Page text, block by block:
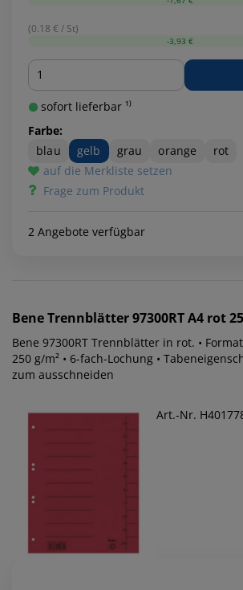
(0.18 € / St)
-3,93 €
Menge
sofort lieferbar ¹⁾
Farbe:
blau
gelb grau orange
rot
auf die Merkliste setzen
Frage zum Produkt
2 Angebote verfügbar
BeneTrennblätter 97300RT A4 rot
Bene 97300RT Trennblätter in rot. •
250 g/m² • 6-fach-Lochung • Tabeneigenschaften: rote Taben
zum ausschneiden
Art.-Nr.